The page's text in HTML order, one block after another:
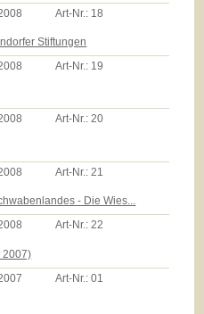
Art-Nr.: 18
Stiftungen
Art-Nr.: 19
Art-Nr.:20
Art-Nr.:21
- Die Wies...
Art-Nr.:22
2007)
Art-Nr.:01